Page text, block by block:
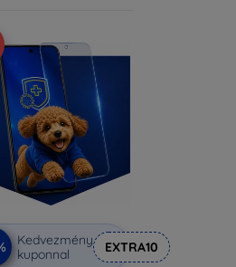
Kedvezmény
kuponnal
EXTRA10